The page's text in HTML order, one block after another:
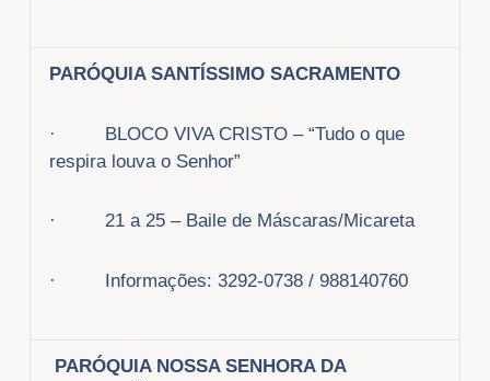
PARÓQUIA SANTÍSSIMO SACRAMENTO
· BLOCO VIVA CRISTO – “Tudo o que
respira louva o Senhor”
· 21 a 25 – Baile de Máscaras/Micareta
· Informações: 3292-0738 / 988140760
PARÓQUIA NOSSA SENHORA DA